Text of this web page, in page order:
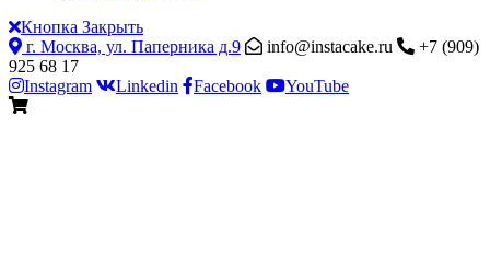
Кнопка Закрыть
г. Москва, ул. Паперника д.9
info@instacake.ru
+7 (909)
925 68 17
Instagram
Linkedin Facebook YouTube